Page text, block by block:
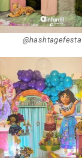
@hashtagefesta